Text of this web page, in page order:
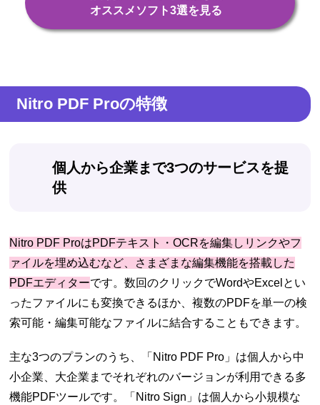
オススメソフト3選を見る
Nitro PDF Proの特徴
個人から企業まで3つのサービスを提
供
Nitro PDF ProはPDFテキスト・OCRを編集しリンクやフ
ァイルを埋め込むなど、さまざまな編集機能を搭載した
PDFエディターです。数回のクリックでWordやExcelとい
ったファイルにも変換できるほか、複数のPDFを単一の検
索可能・編集可能なファイルに結合することもできます。
主な3つのプランのうち、「Nitro PDF Pro」は個人から中
小企業、大企業までそれぞれのバージョンが利用できる多
機能PDFツールです。「Nitro Sign」は個人から小規模な